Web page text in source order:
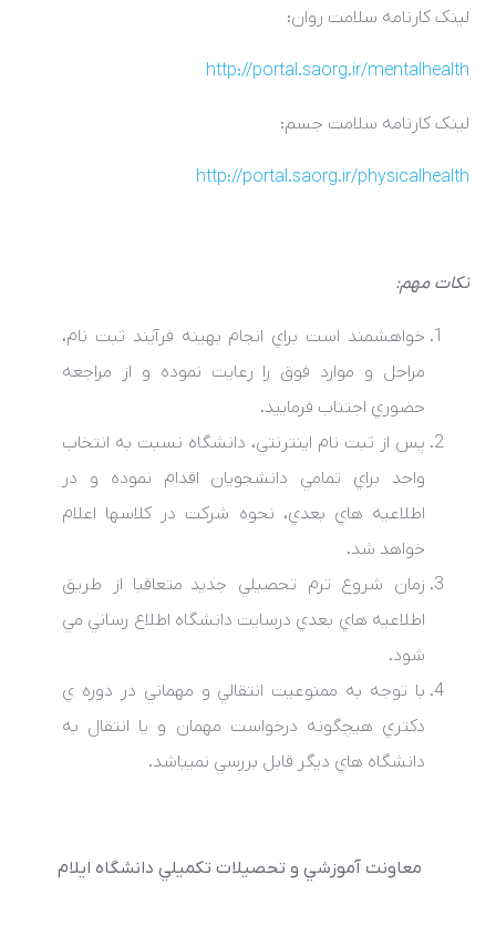
لينک کارنامه سلامت روان:
http://portal.saorg.ir/mentalhealth
لينک کارنامه سلامت جسم:
http://portal.saorg.ir/physicalhealth
نکات مهم:
خواهشمند است براي انجام بهينه فرآيند ثبت­ نام،
مراحل و موارد فوق را رعايت نموده و از مراجعه
حضوري اجتناب فرماييد.
پس از ثبت­ نام اينترنتي، دانشگاه نسبت به انتخاب
واحد براي تمامي دانشجويان اقدام نموده و در
اطلاعيه­ هاي بعدي، نحوه شرکت در کلاسها اعلام
خواهد شد.
زمان شروع ترم تحصيلي جديد متعاقبا از طريق
اطلاعيه هاي بعدي درسايت دانشگاه اطلاع رساني مي
شود.
با توجه به ممنوعيت انتقالي و مهماني در دوره­ ي
دکتري هيچگونه درخواست مهمان و يا انتقال به
دانشگاه ­هاي ديگر قابل بررسي نمي­باشد.
معاونت آموزشي و تحصيلات تکميلي دانشگاه ايلام